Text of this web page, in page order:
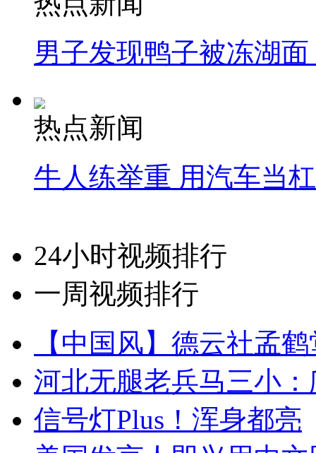
男子发现鸭子被冻湖
热点新闻
牛人练举重 用汽车当
24小时视频排行
一周视频排行
【中国风】德云社孟
河北无腿老兵马三小
信号灯Plus！浑身都亮